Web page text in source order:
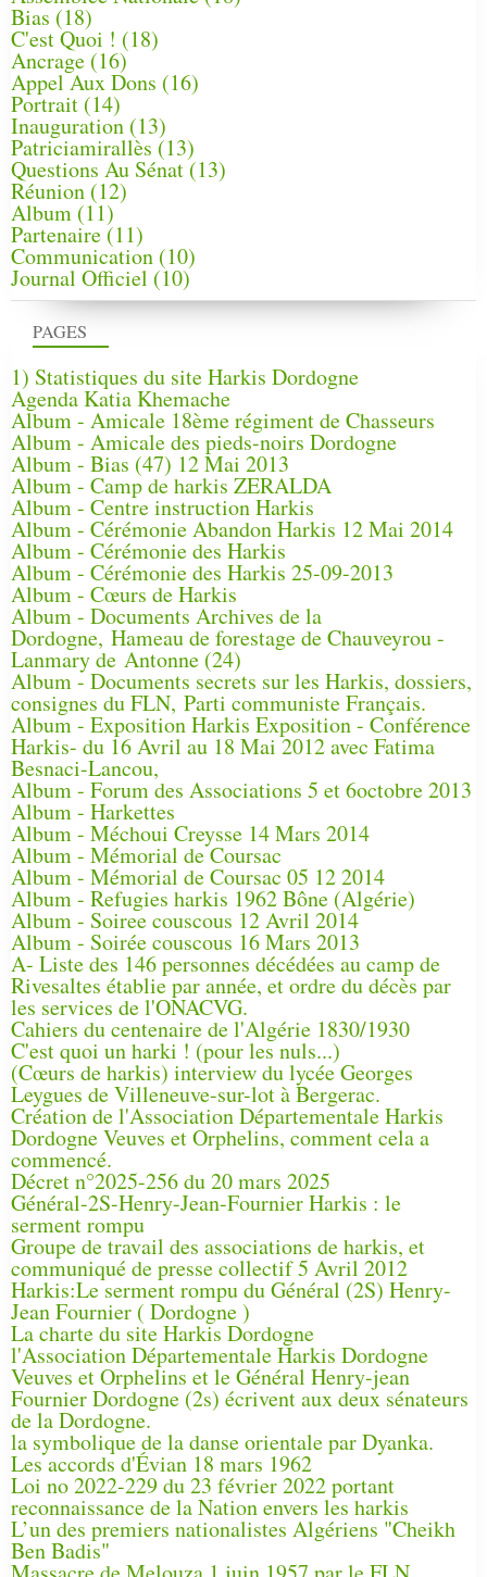
PAGES
1) Statistiques du site Harkis Dordogne
Agenda Katia Khemache
Album - Amicale 18ème régiment de Chasseurs
Album - Amicale des pieds-noirs Dordogne
Album - Bias (47) 12 Mai 2013
Album - Camp de harkis ZERALDA
Album - Centre instruction Harkis
Album - Cérémonie Abandon Harkis 12 Mai 2014
Album - Cérémonie des Harkis
Album - Cérémonie des Harkis 25-09-2013
Album - Cœurs de Harkis
Album - Documents Archives de la
Dordogne, Hameau de forestage de Chauveyrou -
Lanmary de Antonne (24)
Album - Documents secrets sur les Harkis, dossiers,
consignes du FLN, Parti communiste Français.
Album - Exposition Harkis Exposition - Conférence
Harkis- du 16 Avril au 18 Mai 2012 avec Fatima
Besnaci-Lancou,
Album - Forum des Associations 5 et 6octobre 2013
Album - Harkettes
Album - Méchoui Creysse 14 Mars 2014
Album - Mémorial de Coursac
Album - Mémorial de Coursac 05 12 2014
Album - Refugies harkis 1962 Bône (Algérie)
Album - Soiree couscous 12 Avril 2014
Album - Soirée couscous 16 Mars 2013
A- Liste des 146 personnes décédées au camp de
Rivesaltes établie par année, et ordre du décès par
les services de l'ONACVG.
Cahiers du centenaire de l'Algérie 1830/1930
C'est quoi un harki ! (pour les nuls...)
(Cœurs de harkis) interview du lycée Georges
Leygues de Villeneuve-sur-lot à Bergerac.
Création de l'Association Départementale Harkis
Dordogne Veuves et Orphelins, comment cela a
commencé.
Décret n°2025-256 du 20 mars 2025
Général-2S-Henry-Jean-Fournier Harkis : le
serment rompu
Groupe de travail des associations de harkis, et
communiqué de presse collectif 5 Avril 2012
Harkis:Le serment rompu du Général (2S) Henry-
Jean Fournier ( Dordogne )
La charte du site Harkis Dordogne
l'Association Départementale Harkis Dordogne
Veuves et Orphelins et le Général Henry-jean
Fournier Dordogne (2s) écrivent aux deux sénateurs
de la Dordogne.
la symbolique de la danse orientale par Dyanka.
Les accords d'Évian 18 mars 1962
Loi no 2022-229 du 23 février 2022 portant
reconnaissance de la Nation envers les harkis
L’un des premiers nationalistes Algériens "Cheikh
Ben Badis"
Bias (18)
C'est Quoi ! (18)
Ancrage (16)
Appel Aux Dons (16)
Portrait (14)
Inauguration (13)
Patriciamirallès (13)
Questions Au Sénat(13)
Réunion (12)
Album (11)
Partenaire(11)
Communication (10)
Journal Officiel (10)